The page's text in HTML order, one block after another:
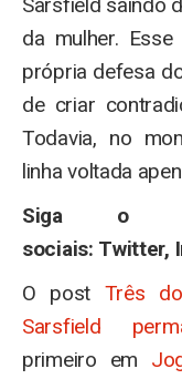
Sarsfield saindo
da mulher.
própria defesa
de criar
Todavia, no
linha voltada
Siga o
sociais: Twitter,
O post Três
Sarsfield
primeiro em